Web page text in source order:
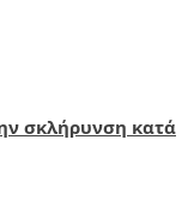
σκλήρυνση κατά